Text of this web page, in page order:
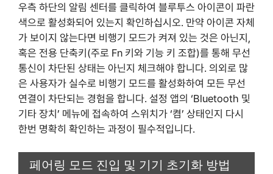
우측 하단의 알림 센터를 클릭하여 블루투스 아이콘이 파란
색으로 활성화되어 있는지 확인하십시오. 만약 아이콘 자체
가 보이지 않는다면 비행기 모드가 켜져 있는 것은 아닌지,
혹은 전용 단축키(주로 Fn 키와 기능 키 조합)를 통해 무선
통신이 차단된 상태는 아닌지 체크해야 합니다. 의외로 많
은 사용자가 실수로 비행기 모드를 활성화하여 모든 무선
연결이 차단되는 경험을 합니다. 설정 앱의 ‘Bluetooth 및
기타 장치’ 메뉴에 접속하여 스위치가 ‘켬’ 상태인지 다시
한번 명확히 확인하는 과정이 필수적입니다.
페어링 모드 진입 및 기기 초기화 방법